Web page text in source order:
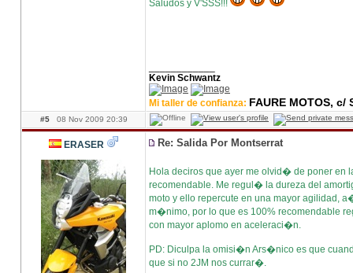
Saludos y V'SSS!!!
Kevin Schwantz
Mi taller de confianza: FAURE MOTOS,
#5 08 Nov 2009 20:39
ERASER Re: Salida Por Montserrat
Hola deciros que ayer me olvid� de poner en
recomendable. Me regul� la dureza del
moto y ello repercute en una mayor agilidad,
m�nimo, por lo que es 100% recomendable
con mayor aplomo en aceleraci�n.
PD: Diculpa la omisi�n Ars�nico es que
que si no 2JM nos currar�.